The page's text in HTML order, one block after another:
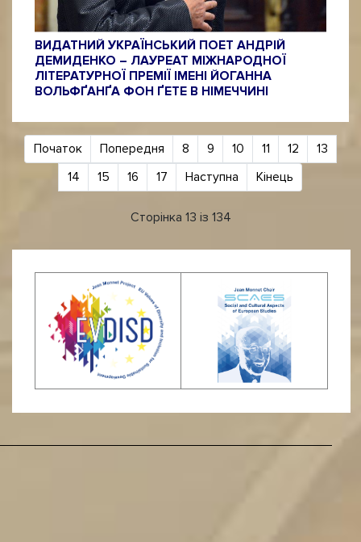
ВИДАТНИЙ УКРАЇНСЬКИЙ ПОЕТ АНДРІЙ
ДЕМИДЕНКО – ЛАУРЕАТ МІЖНАРОДНОЇ
ЛІТЕРАТУРНОЇ ПРЕМІЇ ІМЕНІ ЙОГАННА
ВОЛЬФҐАНҐА ФОН ҐЕТЕ В НІМЕЧЧИНІ
Початок Попередня 8 9 10 11 12
13
14
15 16 17 Наступна Кінець
Сторінка 13 із 134